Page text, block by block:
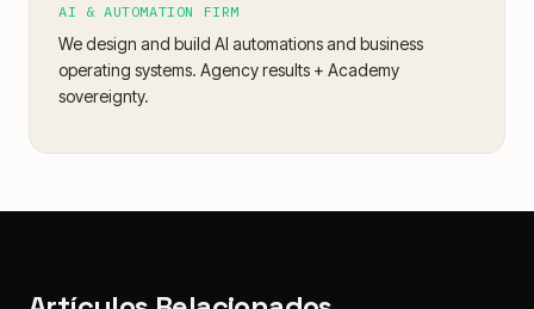
AI & AUTOMATION FIRM
We design and build AI automations and business
operating systems. Agency results + Academy
sovereignty.